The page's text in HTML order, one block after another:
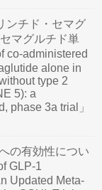
ンチド・セマグ
マグルチド単
co-administered
alone in
type 2
5): a
phase 3a trial」
の有効性につい
GLP-1
Updated Meta-